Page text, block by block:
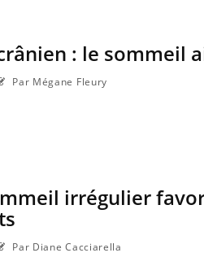
: le sommeil
Par Mégane Fleury
irrégulier
Par Diane Cacciarella